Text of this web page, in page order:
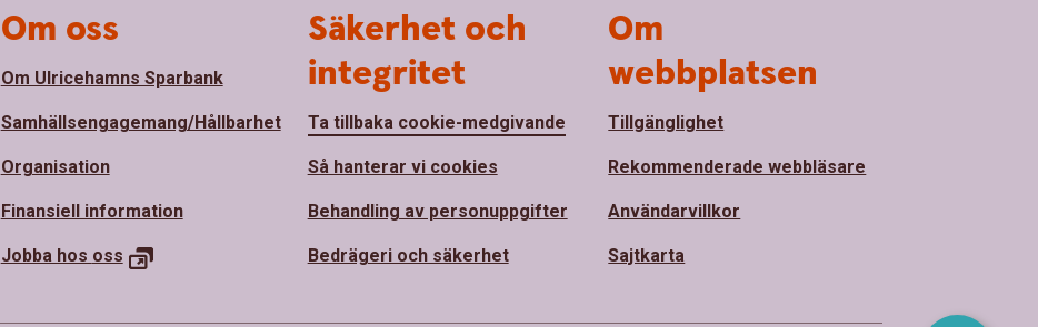
Om oss
Om Ulricehamns Sparbank
Samhällsengagemang/Hållbarhet
Organisation
Finansiell information
Jobba hos oss
Säkerhet och
integritet
Ta tillbaka cookie-medgivande
Så hanterar vi cookies
Behandling av personuppgifter
Bedrägeri och säkerhet
Om
webbplatsen
Tillgänglighet
Rekommenderade webbläsare
Användarvillkor
Sajtkarta